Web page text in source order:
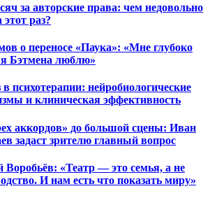
за авторские права: чем недовольно
раз?
о переносе «Паука»: «Мне глубоко
я Бэтмена люблю»
в психотерапии: нейробиологические
и клиническая эффективность
аккордов» до большой сцены: Иван
задаст зрителю главный вопрос
Воробьёв: «Театр — это семья, а не
И нам есть что показать миру»